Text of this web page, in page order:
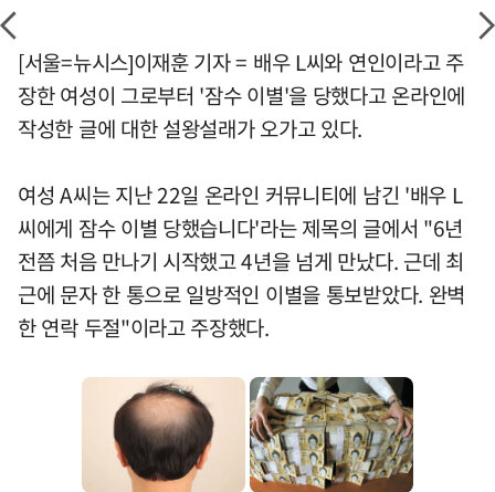
[서울=뉴시스]이재훈 기자 = 배우 L씨와 연인이라고 주
장한 여성이 그로부터 '잠수 이별'을 당했다고 온라인에
작성한 글에 대한 설왕설래가 오가고 있다.
여성 A씨는 지난 22일 온라인 커뮤니티에 남긴 '배우 L
씨에게 잠수 이별 당했습니다'라는 제목의 글에서 "6년
전쯤 처음 만나기 시작했고 4년을 넘게 만났다. 근데 최
근에 문자 한 통으로 일방적인 이별을 통보받았다. 완벽
한 연락 두절"이라고 주장했다.